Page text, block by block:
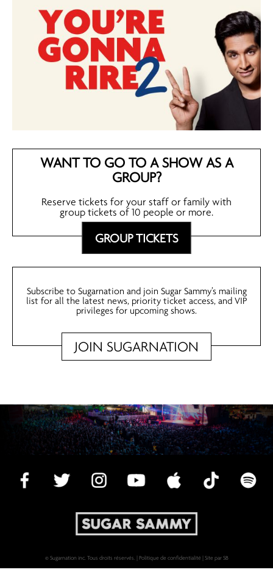
WANT TO GO TO A SHOW AS A
GROUP?
Reserve tickets for your staff or family with
group tickets of 10 people or more.
GROUP TICKETS
Subscribe to Sugarnation and join Sugar Sammy’s mailing
list for all the latest news, priority ticket access, and VIP
privileges for upcoming shows.
JOIN SUGARNATION
© Sugarnation inc. Tous droits réservés. |Politique de confidentialité |Site par SB